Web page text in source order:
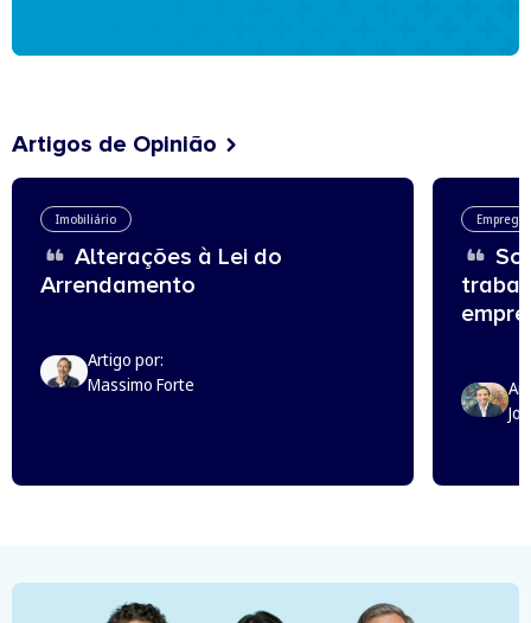
Artigos de Opinião
Imobiliário
Alterações à Lei do
Arrendamento
Artigo por:
Massimo Forte
Emprego